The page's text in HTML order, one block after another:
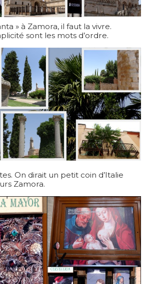
» à Zamora, il faut la vivre.
sont les mots d’ordre.
On dirait un petit coin d’Italie
Zamora.